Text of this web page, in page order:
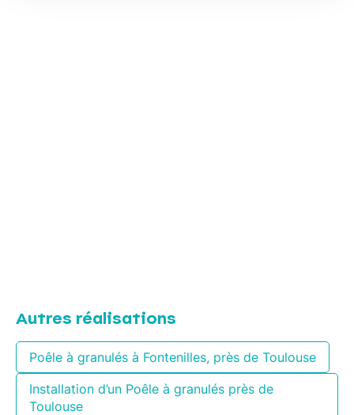
Autres réalisations
Poêle à granulés à Fontenilles, près de Toulouse
Installation d’un Poêle à granulés près de
Toulouse